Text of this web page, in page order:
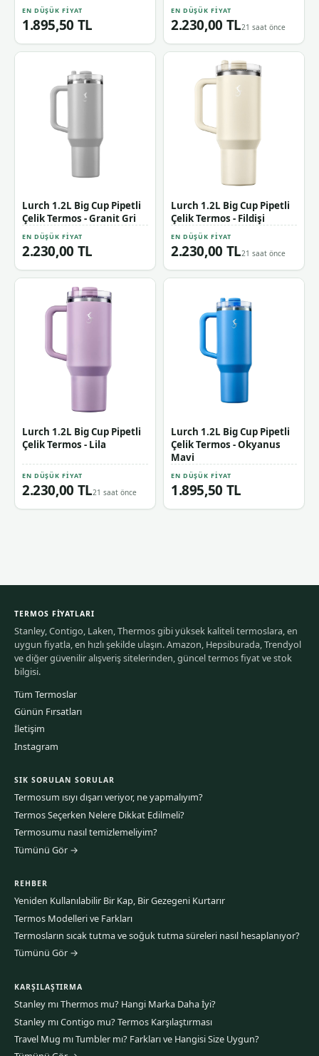
EN DÜŞÜK FIYAT
1.895,50 TL
EN DÜŞÜK FIYAT
2.230,00 TL21 saat önce
Lurch 1.2L Big Cup Pipetli
Çelik Termos - Granit Gri
EN DÜŞÜK FIYAT
2.230,00 TL
Lurch 1.2L Big Cup Pipetli
Çelik Termos - Fildişi
EN DÜŞÜK FIYAT
2.230,00 TL21 saat önce
Lurch 1.2L Big Cup Pipetli
Çelik Termos - Lila
EN DÜŞÜK FIYAT
2.230,00 TL21 saat önce
Lurch 1.2L Big Cup Pipetli
Çelik Termos - Okyanus
Mavi
EN DÜŞÜK FIYAT
1.895,50 TL
TERMOS FIYATLARI
Stanley, Contigo, Laken, Thermos gibi yüksek kaliteli termoslara, en
uygun fiyatla, en hızlı şekilde ulaşın. Amazon, Hepsiburada, Trendyol
ve diğer güvenilir alışveriş sitelerinden, güncel termos fiyat ve stok
bilgisi.
Tüm Termoslar
Günün Fırsatları
İletişim
Instagram
SIK SORULAN SORULAR
Termosum ısıyı dışarı veriyor, ne yapmalıyım?
Termos Seçerken Nelere Dikkat Edilmeli?
Termosumu nasıl temizlemeliyim?
Tümünü Gör →
REHBER
Yeniden Kullanılabilir Bir Kap, Bir Gezegeni Kurtarır
Termos Modelleri ve Farkları
Termosların sıcak tutma ve soğuk tutma süreleri nasıl hesaplanıyor?
Tümünü Gör →
KARŞILAŞTIRMA
Stanley mı Thermos mu? Hangi Marka Daha İyi?
Stanley mı Contigo mu? Termos Karşılaştırması
Travel Mug mı Tumbler mı? Farkları ve Hangisi Size Uygun?